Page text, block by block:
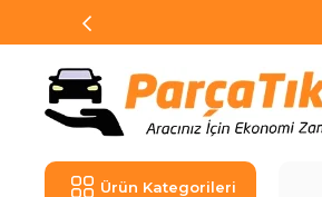
Ürün Kategorileri